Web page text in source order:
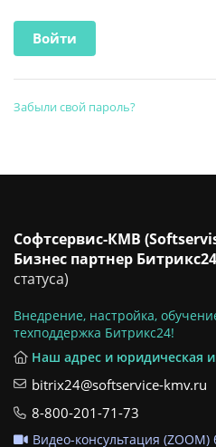
Забыли свой пароль?
Софтсервис-КМВ
Бизнес партнер Битрикс24
статуса)
Внедрение, настройка,
техподдержка Битрикс24!
Наш адрес и юридическая
bitrix24@softservice-kmv.ru
8-800-201-71-73
Видео-консультация (ZOOM)